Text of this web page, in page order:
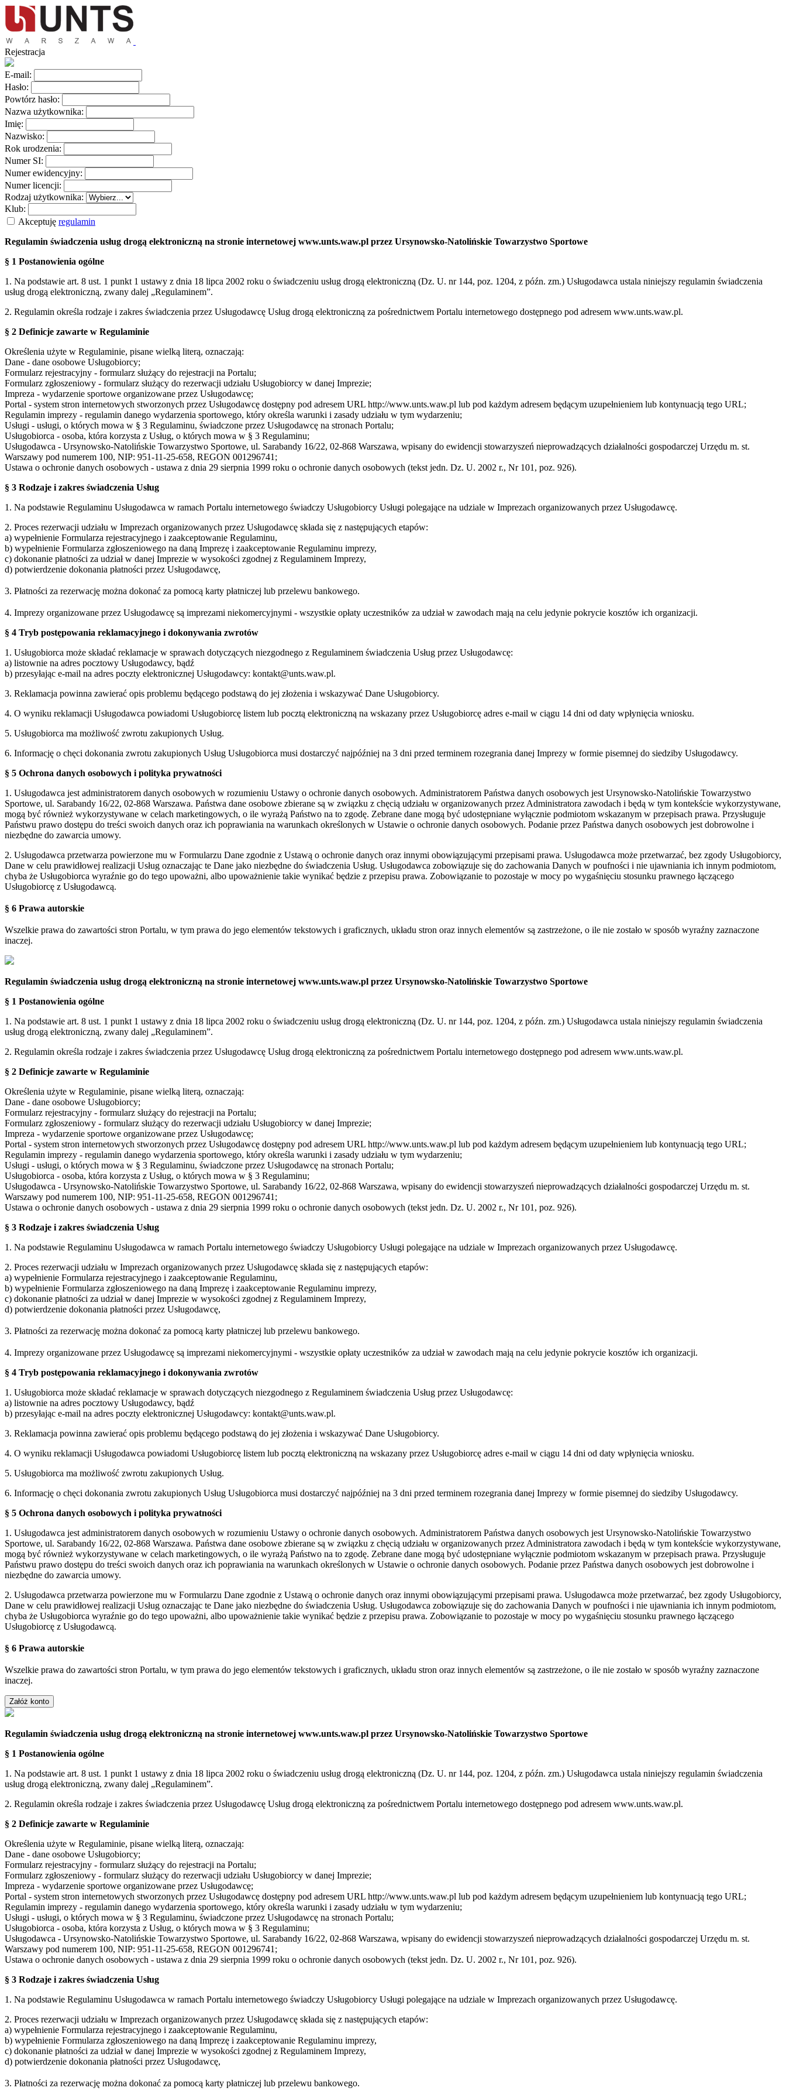
Rejestracja
E-mail:
Hasło:
Powtórz hasło:
Nazwa użytkownika:
Imię:
Nazwisko:
Rok urodzenia:
Numer SI:
Numer ewidencyjny:
Numer licencji:
Rodzaj użytkownika:
Klub:
Akceptuję regulamin
Regulamin świadczenia usług drogą elektroniczną na stronie internetowej www.unts.waw.pl przez Ursynowsko-Natolińskie Towarzystwo Sportowe
§ 1 Postanowienia ogólne
1. Na podstawie art. 8 ust. 1 punkt 1 ustawy z dnia 18 lipca 2002 roku o świadczeniu usług drogą elektroniczną (Dz. U. nr 144, poz. 1204, z późn. zm.) Usługodawca ustala niniejszy regulamin świadczenia
usług drogą elektroniczną, zwany dalej „Regulaminem”.
2. Regulamin określa rodzaje i zakres świadczenia przez Usługodawcę Usług drogą elektroniczną za pośrednictwem Portalu internetowego dostępnego pod adresem www.unts.waw.pl.
§ 2 Definicje zawarte w Regulaminie
Określenia użyte w Regulaminie, pisane wielką literą, oznaczają:
Dane - dane osobowe Usługobiorcy;
Formularz rejestracyjny - formularz służący do rejestracji na Portalu;
Formularz zgłoszeniowy - formularz służący do rezerwacji udziału Usługobiorcy w danej Imprezie;
Impreza - wydarzenie sportowe organizowane przez Usługodawcę;
Portal - system stron internetowych stworzonych przez Usługodawcę dostępny pod adresem URL http://www.unts.waw.pl lub pod każdym adresem będącym uzupełnieniem lub kontynuacją tego URL;
Regulamin imprezy - regulamin danego wydarzenia sportowego, który określa warunki i zasady udziału w tym wydarzeniu;
Usługi - usługi, o których mowa w § 3 Regulaminu, świadczone przez Usługodawcę na stronach Portalu;
Usługobiorca - osoba, która korzysta z Usług, o których mowa w § 3 Regulaminu;
Usługodawca - Ursynowsko-Natolińskie Towarzystwo Sportowe, ul. Sarabandy 16/22, 02-868 Warszawa, wpisany do ewidencji stowarzyszeń nieprowadzących działalności gospodarczej Urzędu m. st.
Warszawy pod numerem 100, NIP: 951-11-25-658, REGON 001296741;
Ustawa o ochronie danych osobowych - ustawa z dnia 29 sierpnia 1999 roku o ochronie danych osobowych (tekst jedn. Dz. U. 2002 r., Nr 101, poz. 926).
§ 3 Rodzaje i zakres świadczenia Usług
1. Na podstawie Regulaminu Usługodawca w ramach Portalu internetowego świadczy Usługobiorcy Usługi polegające na udziale w Imprezach organizowanych przez Usługodawcę.
2. Proces rezerwacji udziału w Imprezach organizowanych przez Usługodawcę składa się z następujących etapów:
a) wypełnienie Formularza rejestracyjnego i zaakceptowanie Regulaminu,
b) wypełnienie Formularza zgłoszeniowego na daną Imprezę i zaakceptowanie Regulaminu imprezy,
c) dokonanie płatności za udział w danej Imprezie w wysokości zgodnej z Regulaminem Imprezy,
d) potwierdzenie dokonania płatności przez Usługodawcę,
3. Płatności za rezerwację można dokonać za pomocą karty płatniczej lub przelewu bankowego.
4. Imprezy organizowane przez Usługodawcę są imprezami niekomercyjnymi - wszystkie opłaty uczestników za udział w zawodach mają na celu jedynie pokrycie kosztów ich organizacji.
§ 4 Tryb postępowania reklamacyjnego i dokonywania zwrotów
1. Usługobiorca może składać reklamacje w sprawach dotyczących niezgodnego z Regulaminem świadczenia Usług przez Usługodawcę:
a) listownie na adres pocztowy Usługodawcy, bądź
b) przesyłając e-mail na adres poczty elektronicznej Usługodawcy: kontakt@unts.waw.pl.
3. Reklamacja powinna zawierać opis problemu będącego podstawą do jej złożenia i wskazywać Dane Usługobiorcy.
4. O wyniku reklamacji Usługodawca powiadomi Usługobiorcę listem lub pocztą elektroniczną na wskazany przez Usługobiorcę adres e-mail w ciągu 14 dni od daty wpłynięcia wniosku.
5. Usługobiorca ma możliwość zwrotu zakupionych Usług.
6. Informację o chęci dokonania zwrotu zakupionych Usług Usługobiorca musi dostarczyć najpóźniej na 3 dni przed terminem rozegrania danej Imprezy w formie pisemnej do siedziby Usługodawcy.
§ 5 Ochrona danych osobowych i polityka prywatności
1. Usługodawca jest administratorem danych osobowych w rozumieniu Ustawy o ochronie danych osobowych. Administratorem Państwa danych osobowych jest Ursynowsko-Natolińskie Towarzystwo
Sportowe, ul. Sarabandy 16/22, 02-868 Warszawa. Państwa dane osobowe zbierane są w związku z chęcią udziału w organizowanych przez Administratora zawodach i będą w tym kontekście wykorzystywane,
mogą być również wykorzystywane w celach marketingowych, o ile wyrażą Państwo na to zgodę. Zebrane dane mogą być udostępniane wyłącznie podmiotom wskazanym w przepisach prawa. Przysługuje
Państwu prawo dostępu do treści swoich danych oraz ich poprawiania na warunkach określonych w Ustawie o ochronie danych osobowych. Podanie przez Państwa danych osobowych jest dobrowolne i
niezbędne do zawarcia umowy.
2. Usługodawca przetwarza powierzone mu w Formularzu Dane zgodnie z Ustawą o ochronie danych oraz innymi obowiązującymi przepisami prawa. Usługodawca może przetwarzać, bez zgody Usługobiorcy,
Dane w celu prawidłowej realizacji Usług oznaczając te Dane jako niezbędne do świadczenia Usług. Usługodawca zobowiązuje się do zachowania Danych w poufności i nie ujawniania ich innym podmiotom,
chyba że Usługobiorca wyraźnie go do tego upoważni, albo upoważnienie takie wynikać będzie z przepisu prawa. Zobowiązanie to pozostaje w mocy po wygaśnięciu stosunku prawnego łączącego
Usługobiorcę z Usługodawcą.
§ 6 Prawa autorskie
Wszelkie prawa do zawartości stron Portalu, w tym prawa do jego elementów tekstowych i graficznych, układu stron oraz innych elementów są zastrzeżone, o ile nie zostało w sposób wyraźny zaznaczone
inaczej.
Regulamin świadczenia usług drogą elektroniczną na stronie internetowej www.unts.waw.pl przez Ursynowsko-Natolińskie Towarzystwo Sportowe
§ 1 Postanowienia ogólne
1. Na podstawie art. 8 ust. 1 punkt 1 ustawy z dnia 18 lipca 2002 roku o świadczeniu usług drogą elektroniczną (Dz. U. nr 144, poz. 1204, z późn. zm.) Usługodawca ustala niniejszy regulamin świadczenia
usług drogą elektroniczną, zwany dalej „Regulaminem”.
2. Regulamin określa rodzaje i zakres świadczenia przez Usługodawcę Usług drogą elektroniczną za pośrednictwem Portalu internetowego dostępnego pod adresem www.unts.waw.pl.
§ 2 Definicje zawarte w Regulaminie
Określenia użyte w Regulaminie, pisane wielką literą, oznaczają:
Dane - dane osobowe Usługobiorcy;
Formularz rejestracyjny - formularz służący do rejestracji na Portalu;
Formularz zgłoszeniowy - formularz służący do rezerwacji udziału Usługobiorcy w danej Imprezie;
Impreza - wydarzenie sportowe organizowane przez Usługodawcę;
Portal - system stron internetowych stworzonych przez Usługodawcę dostępny pod adresem URL http://www.unts.waw.pl lub pod każdym adresem będącym uzupełnieniem lub kontynuacją tego URL;
Regulamin imprezy - regulamin danego wydarzenia sportowego, który określa warunki i zasady udziału w tym wydarzeniu;
Usługi - usługi, o których mowa w § 3 Regulaminu, świadczone przez Usługodawcę na stronach Portalu;
Usługobiorca - osoba, która korzysta z Usług, o których mowa w § 3 Regulaminu;
Usługodawca - Ursynowsko-Natolińskie Towarzystwo Sportowe, ul. Sarabandy 16/22, 02-868 Warszawa, wpisany do ewidencji stowarzyszeń nieprowadzących działalności gospodarczej Urzędu m. st.
Warszawy pod numerem 100, NIP: 951-11-25-658, REGON 001296741;
Ustawa o ochronie danych osobowych - ustawa z dnia 29 sierpnia 1999 roku o ochronie danych osobowych (tekst jedn. Dz. U. 2002 r., Nr 101, poz. 926).
§ 3 Rodzaje i zakres świadczenia Usług
1. Na podstawie Regulaminu Usługodawca w ramach Portalu internetowego świadczy Usługobiorcy Usługi polegające na udziale w Imprezach organizowanych przez Usługodawcę.
2. Proces rezerwacji udziału w Imprezach organizowanych przez Usługodawcę składa się z następujących etapów:
a) wypełnienie Formularza rejestracyjnego i zaakceptowanie Regulaminu,
b) wypełnienie Formularza zgłoszeniowego na daną Imprezę i zaakceptowanie Regulaminu imprezy,
c) dokonanie płatności za udział w danej Imprezie w wysokości zgodnej z Regulaminem Imprezy,
d) potwierdzenie dokonania płatności przez Usługodawcę,
3. Płatności za rezerwację można dokonać za pomocą karty płatniczej lub przelewu bankowego.
4. Imprezy organizowane przez Usługodawcę są imprezami niekomercyjnymi - wszystkie opłaty uczestników za udział w zawodach mają na celu jedynie pokrycie kosztów ich organizacji.
§ 4 Tryb postępowania reklamacyjnego i dokonywania zwrotów
1. Usługobiorca może składać reklamacje w sprawach dotyczących niezgodnego z Regulaminem świadczenia Usług przez Usługodawcę:
a) listownie na adres pocztowy Usługodawcy, bądź
b) przesyłając e-mail na adres poczty elektronicznej Usługodawcy: kontakt@unts.waw.pl.
3. Reklamacja powinna zawierać opis problemu będącego podstawą do jej złożenia i wskazywać Dane Usługobiorcy.
4. O wyniku reklamacji Usługodawca powiadomi Usługobiorcę listem lub pocztą elektroniczną na wskazany przez Usługobiorcę adres e-mail w ciągu 14 dni od daty wpłynięcia wniosku.
5. Usługobiorca ma możliwość zwrotu zakupionych Usług.
6. Informację o chęci dokonania zwrotu zakupionych Usług Usługobiorca musi dostarczyć najpóźniej na 3 dni przed terminem rozegrania danej Imprezy w formie pisemnej do siedziby Usługodawcy.
§ 5 Ochrona danych osobowych i polityka prywatności
1. Usługodawca jest administratorem danych osobowych w rozumieniu Ustawy o ochronie danych osobowych. Administratorem Państwa danych osobowych jest Ursynowsko-Natolińskie Towarzystwo
Sportowe, ul. Sarabandy 16/22, 02-868 Warszawa. Państwa dane osobowe zbierane są w związku z chęcią udziału w organizowanych przez Administratora zawodach i będą w tym kontekście wykorzystywane,
mogą być również wykorzystywane w celach marketingowych, o ile wyrażą Państwo na to zgodę. Zebrane dane mogą być udostępniane wyłącznie podmiotom wskazanym w przepisach prawa. Przysługuje
Państwu prawo dostępu do treści swoich danych oraz ich poprawiania na warunkach określonych w Ustawie o ochronie danych osobowych. Podanie przez Państwa danych osobowych jest dobrowolne i
niezbędne do zawarcia umowy.
2. Usługodawca przetwarza powierzone mu w Formularzu Dane zgodnie z Ustawą o ochronie danych oraz innymi obowiązującymi przepisami prawa. Usługodawca może przetwarzać, bez zgody Usługobiorcy,
Dane w celu prawidłowej realizacji Usług oznaczając te Dane jako niezbędne do świadczenia Usług. Usługodawca zobowiązuje się do zachowania Danych w poufności i nie ujawniania ich innym podmiotom,
chyba że Usługobiorca wyraźnie go do tego upoważni, albo upoważnienie takie wynikać będzie z przepisu prawa. Zobowiązanie to pozostaje w mocy po wygaśnięciu stosunku prawnego łączącego
Usługobiorcę z Usługodawcą.
§ 6 Prawa autorskie
Wszelkie prawa do zawartości stron Portalu, w tym prawa do jego elementów tekstowych i graficznych, układu stron oraz innych elementów są zastrzeżone, o ile nie zostało w sposób wyraźny zaznaczone
inaczej.
Regulamin świadczenia usług drogą elektroniczną na stronie internetowej www.unts.waw.pl przez Ursynowsko-Natolińskie Towarzystwo Sportowe
§ 1 Postanowienia ogólne
1. Na podstawie art. 8 ust. 1 punkt 1 ustawy z dnia 18 lipca 2002 roku o świadczeniu usług drogą elektroniczną (Dz. U. nr 144, poz. 1204, z późn. zm.) Usługodawca ustala niniejszy regulamin świadczenia
usług drogą elektroniczną, zwany dalej „Regulaminem”.
2. Regulamin określa rodzaje i zakres świadczenia przez Usługodawcę Usług drogą elektroniczną za pośrednictwem Portalu internetowego dostępnego pod adresem www.unts.waw.pl.
§ 2 Definicje zawarte w Regulaminie
Określenia użyte w Regulaminie, pisane wielką literą, oznaczają:
Dane - dane osobowe Usługobiorcy;
Formularz rejestracyjny - formularz służący do rejestracji na Portalu;
Formularz zgłoszeniowy - formularz służący do rezerwacji udziału Usługobiorcy w danej Imprezie;
Impreza - wydarzenie sportowe organizowane przez Usługodawcę;
Portal - system stron internetowych stworzonych przez Usługodawcę dostępny pod adresem URL http://www.unts.waw.pl lub pod każdym adresem będącym uzupełnieniem lub kontynuacją tego URL;
Regulamin imprezy - regulamin danego wydarzenia sportowego, który określa warunki i zasady udziału w tym wydarzeniu;
Usługi - usługi, o których mowa w § 3 Regulaminu, świadczone przez Usługodawcę na stronach Portalu;
Usługobiorca - osoba, która korzysta z Usług, o których mowa w § 3 Regulaminu;
Usługodawca - Ursynowsko-Natolińskie Towarzystwo Sportowe, ul. Sarabandy 16/22, 02-868 Warszawa, wpisany do ewidencji stowarzyszeń nieprowadzących działalności gospodarczej Urzędu m. st.
Warszawy pod numerem 100, NIP: 951-11-25-658, REGON 001296741;
Ustawa o ochronie danych osobowych - ustawa z dnia 29 sierpnia 1999 roku o ochronie danych osobowych (tekst jedn. Dz. U. 2002 r., Nr 101, poz. 926).
§ 3 Rodzaje i zakres świadczenia Usług
1. Na podstawie Regulaminu Usługodawca w ramach Portalu internetowego świadczy Usługobiorcy Usługi polegające na udziale w Imprezach organizowanych przez Usługodawcę.
2. Proces rezerwacji udziału w Imprezach organizowanych przez Usługodawcę składa się z następujących etapów:
a) wypełnienie Formularza rejestracyjnego i zaakceptowanie Regulaminu,
b) wypełnienie Formularza zgłoszeniowego na daną Imprezę i zaakceptowanie Regulaminu imprezy,
c) dokonanie płatności za udział w danej Imprezie w wysokości zgodnej z Regulaminem Imprezy,
d) potwierdzenie dokonania płatności przez Usługodawcę,
3. Płatności za rezerwację można dokonać za pomocą karty płatniczej lub przelewu bankowego.